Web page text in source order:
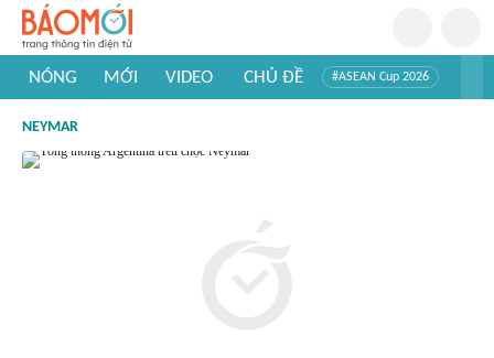
NÓNG MỚI VIDEO CHỦ ĐỀ #ASEAN Cup 2026
#Khám phá thế giới
NEYMAR